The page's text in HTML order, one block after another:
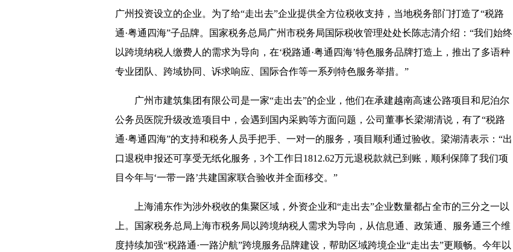
广州投资设立的企业。为了给“走出去”企业提供全方位税收支持，当地税务部门打造了“税路
通·粤通四海”子品牌。国家税务总局广州市税务局国际税收管理处处长陈志清介绍：“我们始终
以跨境纳税人缴费人的需求为导向，在‘税路通·粤通四海’特色服务品牌打造上，推出了多语种
专业团队、跨域协同、诉求响应、国际合作等一系列特色服务举措。”
广州市建筑集团有限公司是一家“走出去”的企业，他们在承建越南高速公路项目和尼泊尔
公务员医院升级改造项目中，会遇到国内采购等方面问题，公司董事长梁湖清说，有了“税路
通·粤通四海”的支持和税务人员手把手、一对一的服务，项目顺利通过验收。梁湖清表示：“出
口退税申报还可享受无纸化服务，3个工作日1812.62万元退税款就已到账，顺利保障了我们项
目今年与‘一带一路’共建国家联合验收并全面移交。”
上海浦东作为涉外税收的集聚区域，外资企业和“走出去”企业数量都占全市的三分之一以
上。国家税务总局上海市税务局以跨境纳税人需求为导向，从信息通、政策通、服务通三个维
度持续加强“税路通·一路沪航”跨境服务品牌建设，帮助区域跨境企业“走出去”更顺畅。今年以